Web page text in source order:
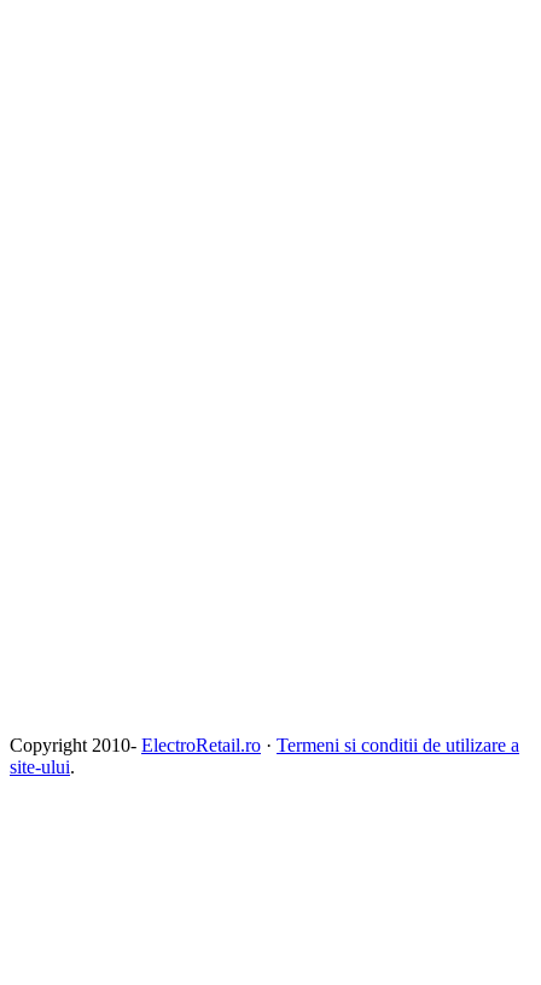
Copyright 2010- ElectroRetail.ro · Termeni si conditii de utilizare a
site-ului.